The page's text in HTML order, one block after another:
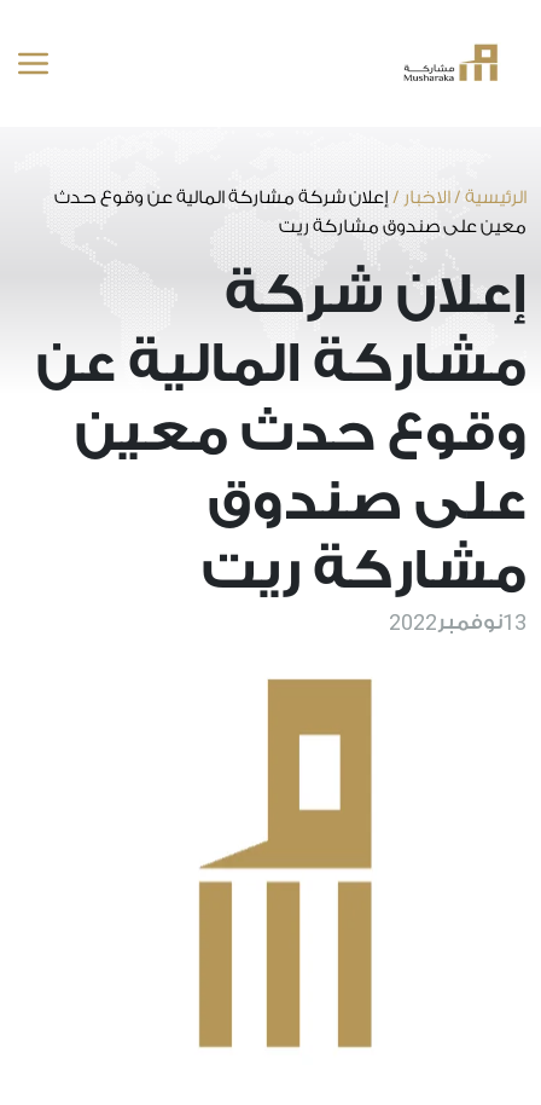
المحتوى
الرئيسية /الاخبار / إعلان شركة مشاركة المالية عن وقوع حدث
معين على صندوق مشاركة ريت
إعلان شركة
مشاركة المالية عن
وقوع حدث معين
على صندوق
مشاركة ريت
13نوفمبر 2022